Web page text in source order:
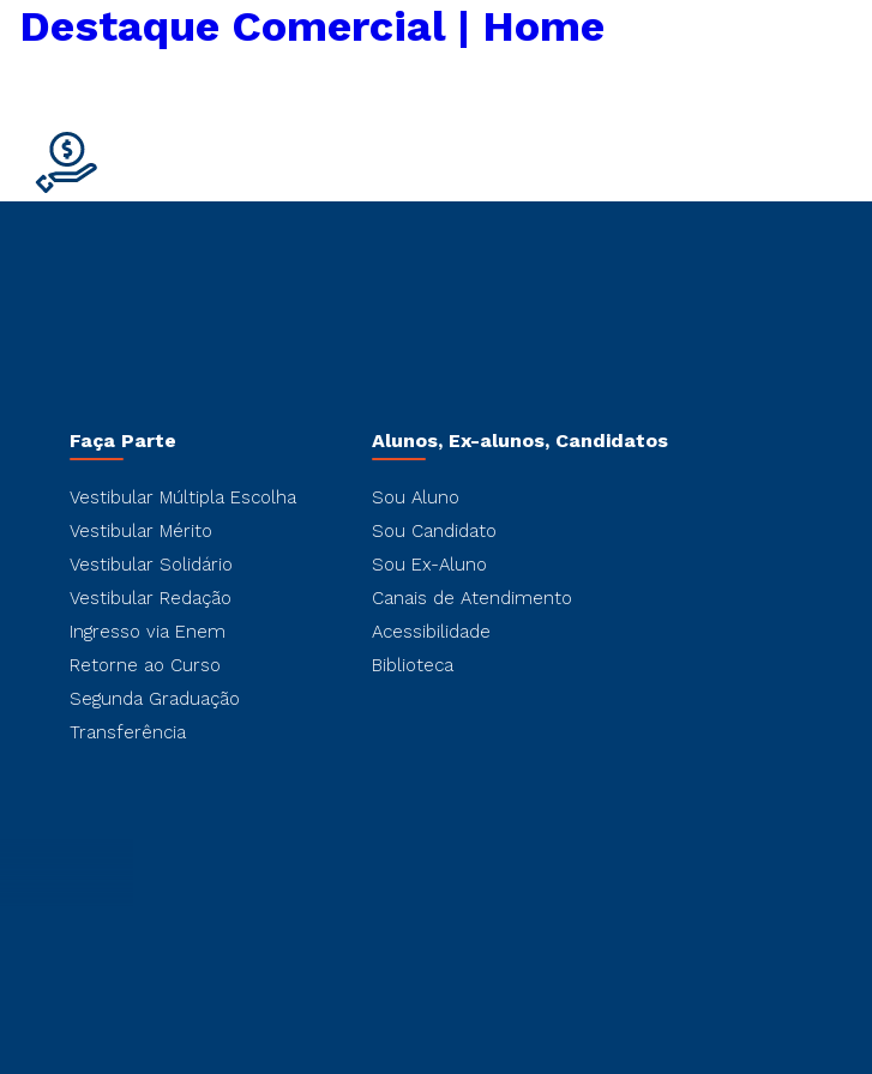
Destaque Comercial | Home
Faça Parte
Vestibular Múltipla Escolha
Vestibular Mérito
Vestibular Solidário
Vestibular Redação
Ingresso via Enem
Retorne ao Curso
Segunda Graduação
Transferência
Alunos, Ex-alunos, Candidatos
Sou Aluno
Sou Candidato
Sou Ex-Aluno
Canais de Atendimento
Acessibilidade
Biblioteca